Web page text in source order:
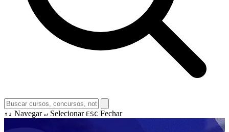
↑↓ Navegar ↵ Selecionar ESC Fechar